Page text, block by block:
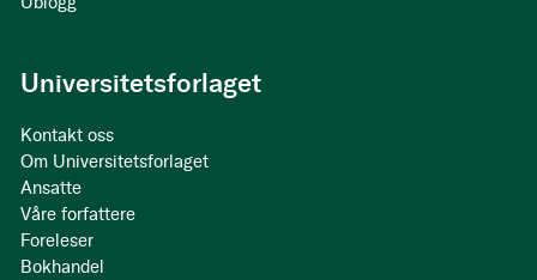
Universitetsforlaget
Kontakt oss
Om Universitetsforlaget
Ansatte
Våre forfattere
Foreleser
Bokhandel